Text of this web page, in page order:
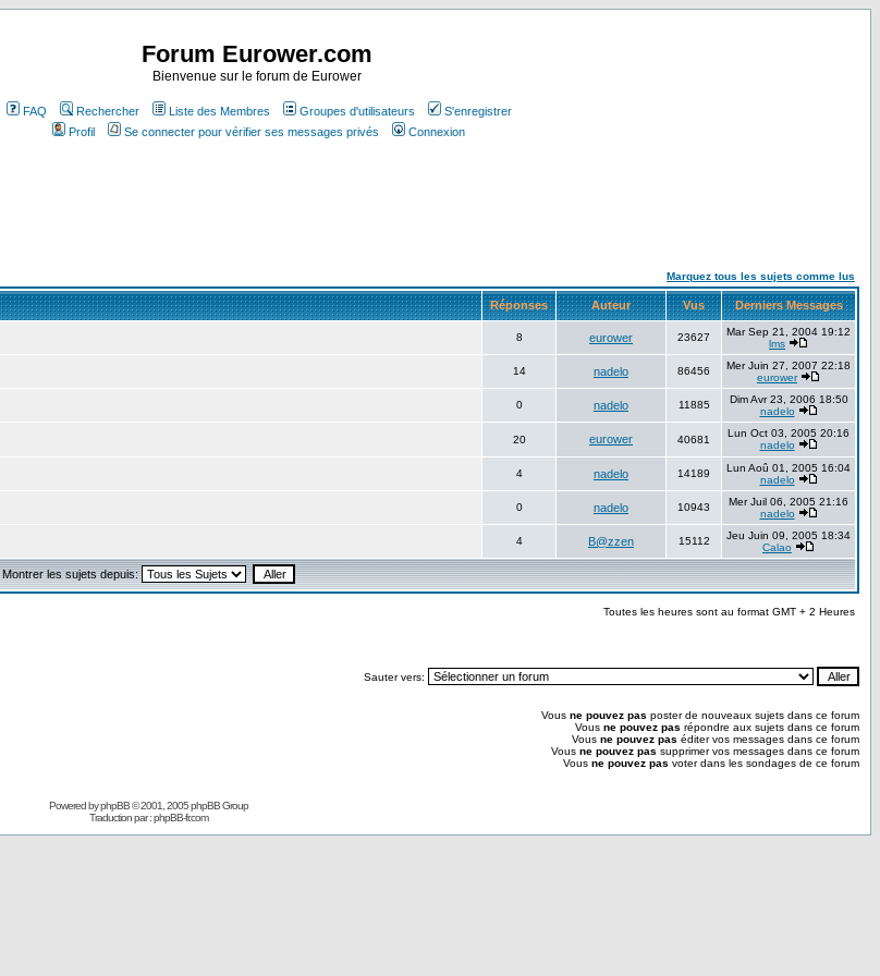
Forum Eurower.com
Bienvenue sur le forum de Eurower
FAQ Rechercher Liste des Membres Groupes d'utilisateurs
S'enregistrer
Profil
Se connecter pour vérifier ses messages privés Connexion
Marquez tous les sujets comme lus
Réponses Auteur Vus Derniers Messages
8 eurower 23627
Mar Sep 21, 2004 19:12
lms
14 nadelo 86456
Mer Juin 27, 2007 22:18
eurower
0 nadelo 11885
Dim Avr 23, 2006 18:50
nadelo
20 eurower 40681
Lun Oct 03, 2005 20:16
nadelo
4 nadelo 14189
Lun Aoû 01, 2005 16:04
nadelo
0 nadelo 10943
Mer Juil 06, 2005 21:16
nadelo
4 B@zzen 15112
Jeu Juin 09, 2005 18:34
Calao
Montrer les sujets depuis:
Toutes les heures sont au format GMT + 2 Heures
Sauter vers:
Vous ne pouvez pas poster de nouveaux sujets dans ce forum
Vous ne pouvez pas répondre aux sujets dans ce forum
Vous ne pouvez pas éditer vos messages dans ce forum
Vous ne pouvez pas supprimer vos messages dans ce forum
Vous ne pouvez pas voter dans les sondages de ce forum
Powered byphpBB© 2001, 2005 phpBB Group
Traduction par :phpBB-fr.com